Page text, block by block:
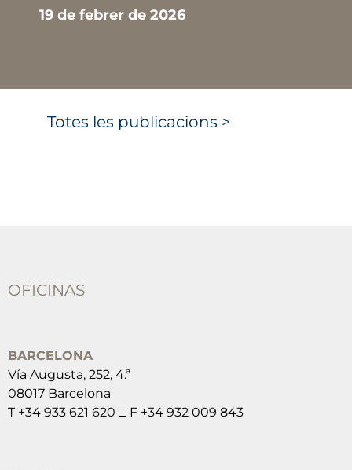
19 de febrer de 2026
Totes les publicacions >
OFICINAS
BARCELONA
Vía Augusta, 252, 4.ª
08017 Barcelona
T +34 933 621 620 □ F +34 932 009 843